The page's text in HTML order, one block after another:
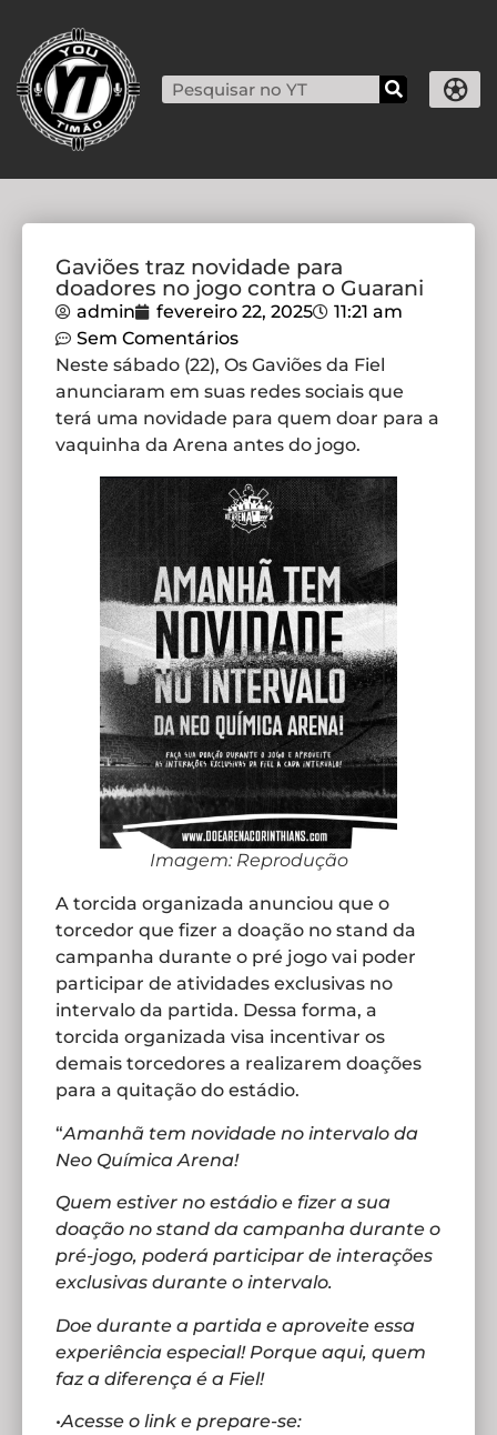
Gaviões traz novidade para
doadores no jogo contra o Guarani
admin fevereiro 22, 2025
11:21 am
Sem Comentários
Neste sábado (22), Os Gaviões da Fiel
anunciaram em suas redes sociais que
terá uma novidade para quem doar para a
vaquinha da Arena antes do jogo.
Imagem: Reprodução
A torcida organizada anunciou que o
torcedor que fizer a doação no stand da
campanha durante o pré jogo vai poder
participar de atividades exclusivas no
intervalo da partida. Dessa forma, a
torcida organizada visa incentivar os
demais torcedores a realizarem doações
para a quitação do estádio.
“Amanhã tem novidade no intervalo da
Neo Química Arena!
Quem estiver no estádio e fizer a sua
doação no stand da campanha durante o
pré-jogo, poderá participar de interações
exclusivas durante o intervalo.
Doe durante a partida e aproveite essa
experiência especial! Porque aqui, quem
faz a diferença é a Fiel!
•Acesse o link e prepare-se: